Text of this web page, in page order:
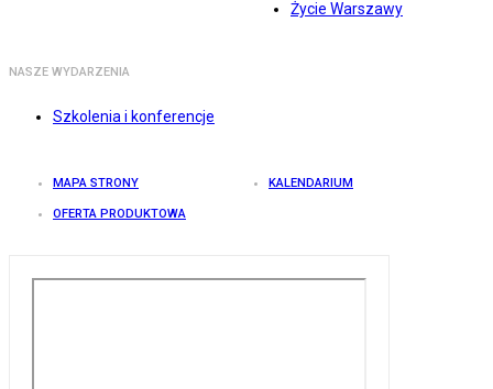
Życie Warszawy
NASZE WYDARZENIA
Szkolenia i konferencje
MAPA STRONY KALENDARIUM
OFERTA PRODUKTOWA